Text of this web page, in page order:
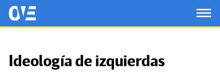
Saltar al contenido principal
OtrasVocesenEducacion.org
Ideología de izquierdas